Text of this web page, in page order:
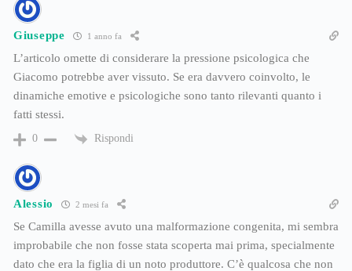
Giuseppe 1 anno fa
L’articolo omette di considerare la pressione psicologica che
Giacomo potrebbe aver vissuto. Se era davvero coinvolto, le
dinamiche emotive e psicologiche sono tanto rilevanti quanto i
fatti stessi.
0 Rispondi
Alessio 2 mesi fa
Se Camilla avesse avuto una malformazione congenita, mi sembra
improbabile che non fosse stata scoperta mai prima, specialmente
dato che era la figlia di un noto produttore. C’è qualcosa che non